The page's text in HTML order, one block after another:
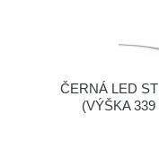
ČERNÁ LED
(VÝŠKA